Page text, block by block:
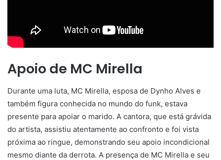
Apoio de MC Mirella
Durante uma luta, MC Mirella, esposa de Dynho Alves e
também figura conhecida no mundo do funk, estava
presente para apoiar o marido. A cantora, que está grávida
do artista, assistiu atentamente ao confronto e foi vista
próxima ao ringue, demonstrando seu apoio incondicional
mesmo diante da derrota. A presença de MC Mirella e seu